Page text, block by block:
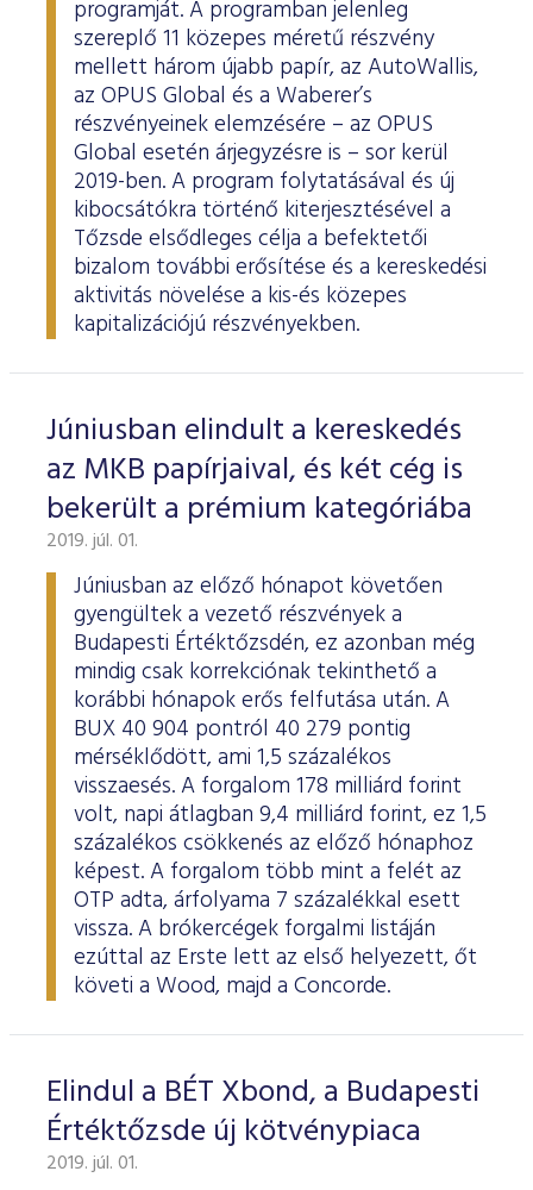
programját. A programban jelenleg
szereplő 11 közepes méretű részvény
mellett három újabb papír, az AutoWallis,
az OPUS Global és a Waberer’s
részvényeinek elemzésére – az OPUS
Global esetén árjegyzésre is – sor kerül
2019-ben. A program folytatásával és új
kibocsátókra történő kiterjesztésével a
Tőzsde elsődleges célja a befektetői
bizalom további erősítése és a kereskedési
aktivitás növelése a kis-és közepes
kapitalizációjú részvényekben.
Júniusban elindult a kereskedés
az MKB papírjaival, és két cég is
bekerült a prémium kategóriába
2019. júl. 01.
Júniusban az előző hónapot követően
gyengültek a vezető részvények a
Budapesti Értéktőzsdén, ez azonban még
mindig csak korrekciónak tekinthető a
korábbi hónapok erős felfutása után. A
BUX 40 904 pontról 40 279 pontig
mérséklődött, ami 1,5 százalékos
visszaesés. A forgalom 178 milliárd forint
volt, napi átlagban 9,4 milliárd forint, ez 1,5
százalékos csökkenés az előző hónaphoz
képest. A forgalom több mint a felét az
OTP adta, árfolyama 7 százalékkal esett
vissza. A brókercégek forgalmi listáján
ezúttal az Erste lett az első helyezett, őt
követi a Wood, majd a Concorde.
Elindul a BÉT Xbond, a Budapesti
Értéktőzsde új kötvénypiaca
2019. júl. 01.